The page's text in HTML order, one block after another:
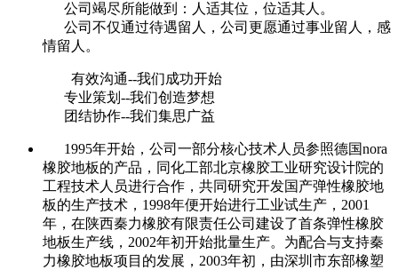
公司竭尽所能做到：人适其位，位适其人。
公司不仅通过待遇留人，公司更愿通过事业留人，感
情留人。
有效沟通--我们成功开始
专业策划--我们创造梦想
团结协作--我们集思广益
1995年开始，公司一部分核心技术人员参照德国nora
橡胶地板的产品，同化工部北京橡胶工业研究设计院的
工程技术人员进行合作，共同研究开发国产弹性橡胶地
板的生产技术，1998年便开始进行工业试生产，2001
年，在陕西秦力橡胶有限责任公司建设了首条弹性橡胶
地板生产线，2002年初开始批量生产。为配合与支持秦
力橡胶地板项目的发展，2003年初，由深圳市东部橡塑